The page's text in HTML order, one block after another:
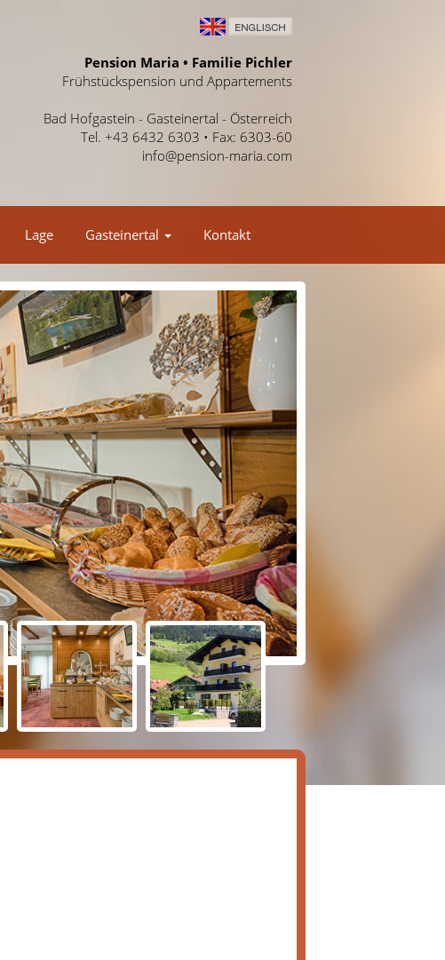
Pension Maria • Familie Pichler
Frühstückspension und Appartements
Bad Hofgastein - Gasteinertal - Österreich
Tel. +43 6432 6303 • Fax: 6303-60
info@pension-maria.com
Lage Gasteinertal Kontakt